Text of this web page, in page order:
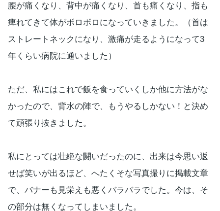
腰が痛くなり、背中が痛くなり、首も痛くなり、指も
痺れてきて体がボロボロになっていきました。（首は
ストレートネックになり、激痛が走るようになって3
年くらい病院に通いました）
ただ、私にはこれで飯を食っていくしか他に方法がな
かったので、背水の陣で、もうやるしかない！と決め
て頑張り抜きました。
私にとっては壮絶な闘いだったのに、出来は今思い返
せば笑いが出るほど、へたくそな写真撮りに掲載文章
で、バナーも見栄えも悪くバラバラでした。今は、そ
の部分は無くなってしまいました。